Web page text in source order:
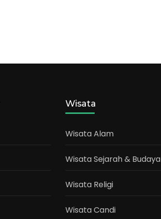
Wisata
Wisata Alam
Wisata Sejarah & Budaya
Wisata Religi
Wisata Candi